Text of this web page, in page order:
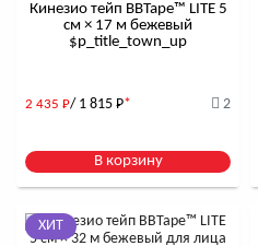
Кинезио тейп BBTape™ LITE 5
см × 17 м бежевый
$р_title_town_up
2 435 Р/ 1 815 Р* 2
В корзину
ХИТ